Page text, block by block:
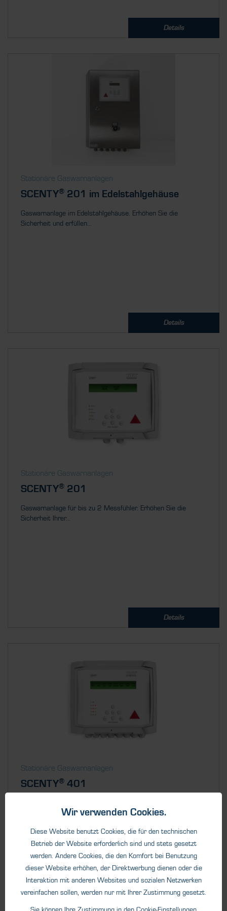
Details
Stationäre Gaswarnanlagen
SCENTY® 201 im Edelstahlgehäuse
Gaswarnanlage im Edelstahlgehäuse. Erhöhen Sie die
Sicherheit und erfüllen...
Details
Stationäre Gaswarnanlagen
SCENTY® 201
Gaswarnanlage für bis zu 2 Messfühler. Erhöhen Sie die
Sicherheit Ihrer...
Details
Stationäre Gaswarnanlagen
SCENTY® 401
Sicherheit Ihrer...Wir verwenden Cookies.
Diese Website benutzt Cookies, die für den technischen
Betrieb der Website erforderlich sind und stets gesetzt
werden. Andere Cookies, die den Komfort bei Benutzung
dieser Website erhöhen, der Direktwerbung dienen oder die
Interaktion mit anderen Websites und sozialen Netzwerken
vereinfachen sollen, werden nur mit Ihrer Zustimmung gesetzt.